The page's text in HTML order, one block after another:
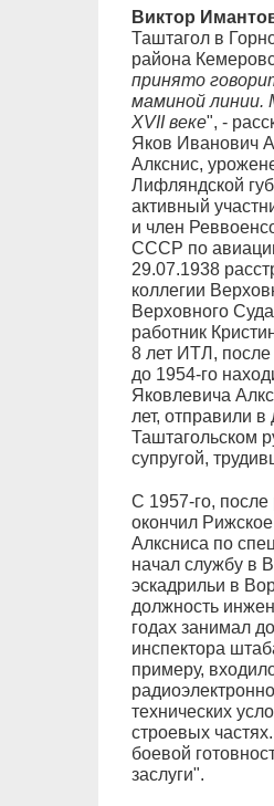
Виктор
Таштагол в
района
принято
маминой линии.
XVII веке", -
Яков Иванович
Алкснис,
Лифляндской
активный
и член
СССР по
29.07.1938
коллегии
Верховного
работник
8 лет ИТЛ,
до 1954-го
Яковлевича
лет, отправили
Таштагольском
супругой,
С 1957-го,
окончил
Алксниса по
начал службу в
эскадрильи в
должность
годах занимал
инспектора
примеру,
технических
строевых
боевой
заслуги".